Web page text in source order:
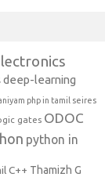
deep-learning
php in tamil seires
gates ODOC
python in
C++ Thamizh G